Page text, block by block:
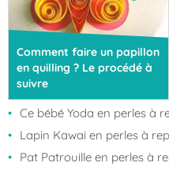
Comment faire un papillon
en quilling ? Le procédé à
suivre
Ce bébé Yoda en perles à
Lapin Kawai en perles à
Pat Patrouille en perles à